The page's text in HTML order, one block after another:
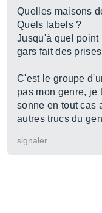
Quelles maisons
Quels labels ?
Jusqu'à quel point
gars fait des
C'est le groupe
pas mon genre, je
sonne en tout cas
autres trucs du
signaler